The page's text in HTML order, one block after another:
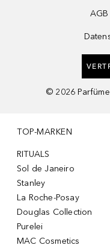
© 2026
TOP-MARKEN
RITUALS
Sol de Janeiro
Stanley
La Roche-Posay
Douglas Collection
Purelei
MAC Cosmetics